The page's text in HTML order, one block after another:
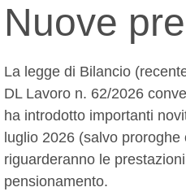
Nuove
La legge di Bilancio
DL Lavoro n. 62/2026
ha introdotto importanti
luglio 2026 (salvo
riguarderanno le
pensionamento.